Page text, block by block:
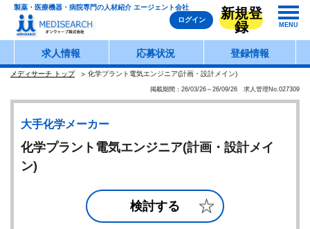
製薬・医療機器・病院専門の人材紹介 エージェント会社
ログイン
新規登
録
MENU
求人情報 応募状況 登録情報
メディサーチ トップ 化学プラント電気エンジニア(計画・設計メイン)
掲載期間：26/03/26～26/09/26 求人管理No.027309
大手化学メーカー
化学プラント電気エンジニア(計画・設計メイ
ン)
検討する